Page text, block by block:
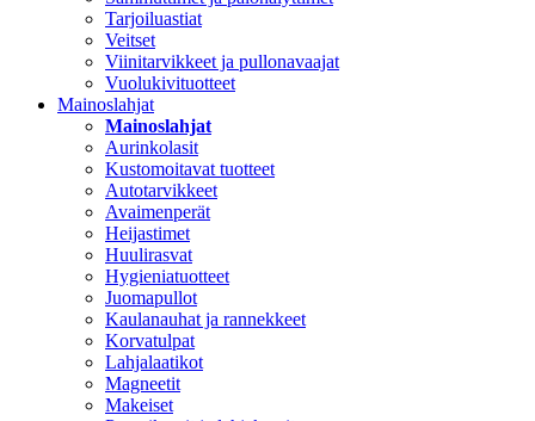
Tarjoiluastiat
Veitset
Viinitarvikkeet ja pullonavaajat
Vuolukivituotteet
Mainoslahjat
Mainoslahjat
Aurinkolasit
Kustomoitavat tuotteet
Autotarvikkeet
Avaimenperät
Heijastimet
Huulirasvat
Hygieniatuotteet
Juomapullot
Kaulanauhat ja rannekkeet
Korvatulpat
Lahjalaatikot
Magneetit
Makeiset